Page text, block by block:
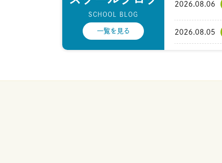
SCHOOL BLOG
2026.08.06
2026.08.05
2026.08.02
一覧を見る